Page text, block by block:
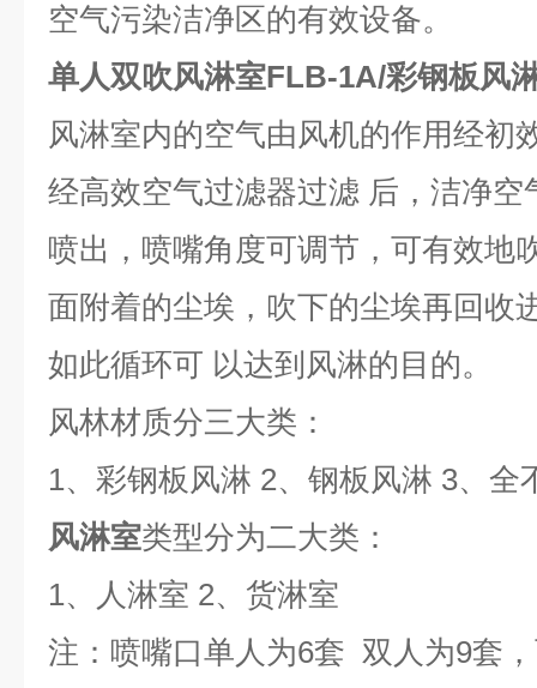
空气污染洁净区的有效设备。
单人双吹风淋室FLB-1A/彩钢板风
风淋室内的空气由风机的作用经初
经高效空气过滤器过滤 后，洁净
喷出，喷嘴角度可调节，可有效地
面附着的尘埃，吹下的尘埃再回收
如此循环可 以达到风淋的目的。
风林材质分三大类：
1、彩钢板风淋 2、钢板风淋 3、全
风淋室类型分为二大类：
1、人淋室 2、货淋室
注：喷嘴口单人为6套 双人为9套